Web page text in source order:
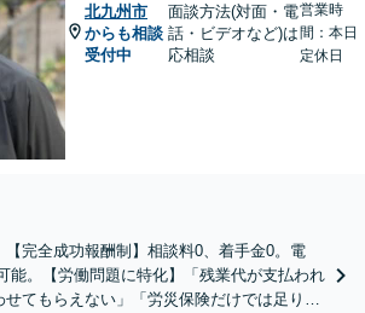
北九州市
からも相談
受付中
面談方法(対面・電
話・ビデオなど)は
応相談
営業時
間：本日
定休日
【完全成功報酬制】相談料0、着手金0。電
能。【労働問題に特化】「残業代が支払われ
てもらえない」「労災保険だけでは足りな